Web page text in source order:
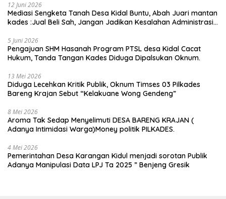
12 Juni 2026
Mediasi Sengketa Tanah Desa Kidal Buntu, Abah Juari mantan
kades :Jual Beli Sah, Jangan Jadikan Kesalahan Administrasi
5 Juni 2026
Pengajuan SHM Hasanah Program PTSL desa Kidal Cacat
Hukum, Tanda Tangan Kades Diduga Dipalsukan Oknum.
13 Mei 2026
Diduga Lecehkan Kritik Publik, Oknum Timses 03 Pilkades
Bareng Krajan Sebut “Kelakuane Wong Gendeng”
8 Mei 2026
Aroma Tak Sedap Menyelimuti DESA BARENG KRAJAN (
Adanya Intimidasi Warga)Money politik PILKADES.
4 Mei 2026
Pemerintahan Desa Karangan Kidul menjadi sorotan Publik
Adanya Manipulasi Data LPJ Ta 2025 ” Benjeng Gresik